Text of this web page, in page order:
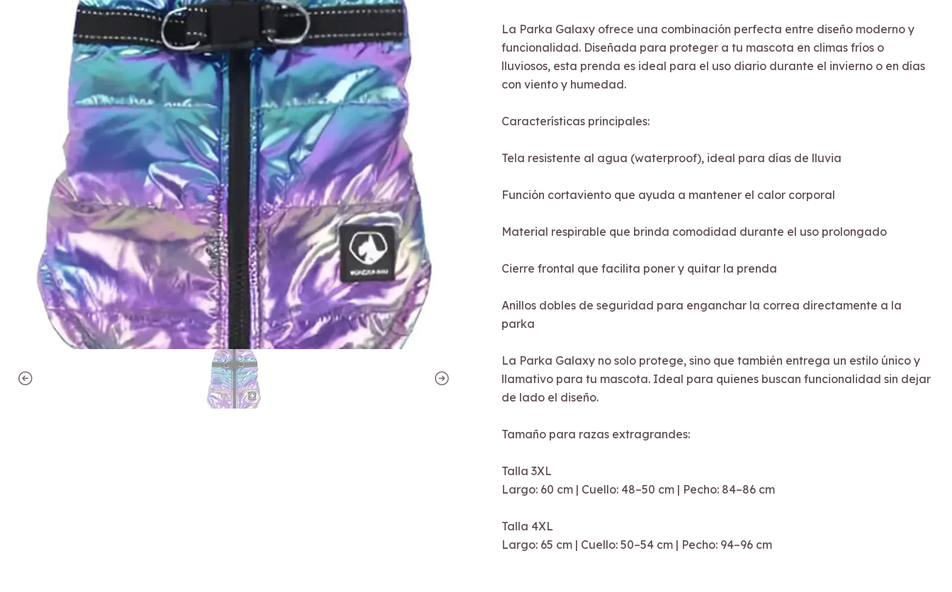
La Parka Galaxy ofrece una combinación perfecta entre diseño moderno y
funcionalidad. Diseñada para proteger a tu mascota en climas fríos o
lluviosos, esta prenda es ideal para el uso diario durante el invierno o en días
con viento y humedad.
Características principales:
Tela resistente al agua (waterproof), ideal para días de lluvia
Función cortaviento que ayuda a mantener el calor corporal
Material respirable que brinda comodidad durante el uso prolongado
Cierre frontal que facilita poner y quitar la prenda
Anillos dobles de seguridad para enganchar la correa directamente a la
parka
La Parka Galaxy no solo protege, sino que también entrega un estilo único y
llamativo para tu mascota. Ideal para quienes buscan funcionalidad sin dejar
de lado el diseño.
Tamaño para razas extragrandes:
Talla 3XL
Largo: 60 cm | Cuello: 48–50 cm | Pecho: 84–86 cm
Talla 4XL
Largo: 65 cm | Cuello: 50–54 cm | Pecho: 94–96 cm